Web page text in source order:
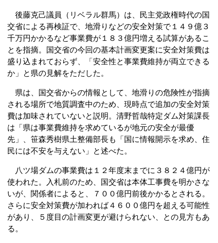
後藤克己議員（リベラル群馬）は、民主党政権時代の国
交省による再検証で、地滑りなどの安全対策で１４９億３
千万円かかるなど事業費が１８３億円増える試算があるこ
とを指摘。国交省の今回の基本計画変更案に安全対策費は
盛り込まれておらず、「安全性と事業費維持が両立できる
か」と県の見解をただした。
県は、国交省からの情報として、地滑りの危険性が指摘
される場所で地質調査中のため、現時点で追加の安全対策
費は加味されていないと説明。清野哲哉特定ダム対策課長
は「県は事業費維持を求めているが地元の安全が最優
先」、笹森秀樹県土整備部長も「国に情報開示を求め、住
民には不安を与えない」と述べた。
八ツ場ダムの事業費は１２年度末までに３８２４億円が
使われた。入札前のため、国交省は本体工事費を明かさな
いが、関係者によると、７００億円前後かかるとされる。
さらに安全対策費が加われば４６００億円を超える可能性
があり、５度目の計画変更が避けられない、との見方もあ
る。